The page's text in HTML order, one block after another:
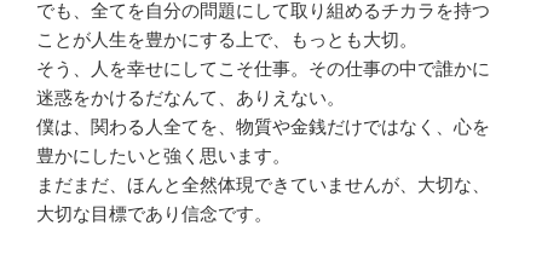
でも、全てを自分の問題にして取り組めるチカラを持つ
ことが人生を豊かにする上で、もっとも大切。
そう、人を幸せにしてこそ仕事。その仕事の中で誰かに
迷惑をかけるだなんて、ありえない。
僕は、関わる人全てを、物質や金銭だけではなく、心を
豊かにしたいと強く思います。
まだまだ、ほんと全然体現できていませんが、大切な、
大切な目標であり信念です。